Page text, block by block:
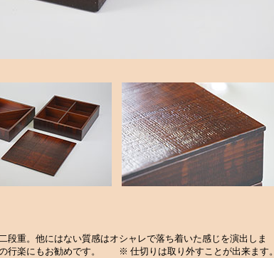
重。他にはない質感はオシャレで落ち着いた感じを演出しま
行楽にもお勧めです。
※ 仕切りは取り外すことが出来ます。